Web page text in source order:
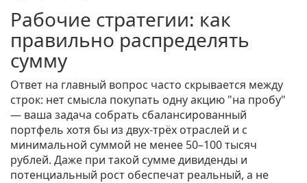
Рабочие стратегии: как
правильно распределять
сумму
Ответ на главный вопрос часто скрывается между
строк: нет смысла покупать одну акцию "на пробу"
— ваша задача собрать сбалансированный
портфель хотя бы из двух-трёх отраслей и с
минимальной суммой не менее 50–100 тысяч
рублей. Даже при такой сумме дивиденды и
потенциальный рост обеспечат реальный, а не